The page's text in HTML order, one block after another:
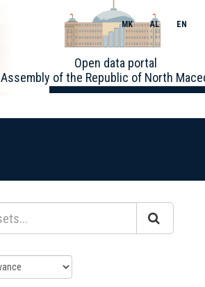
Open data portal
Assembly of the Republic of North
MK AL EN